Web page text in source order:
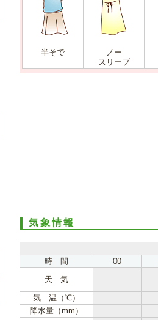
半そで
ノー
スリーブ
気象情報
時 間
00
天 気
気 温（℃）
降水量（mm）